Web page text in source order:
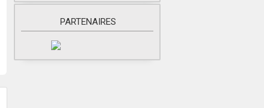
PARTENAIRES